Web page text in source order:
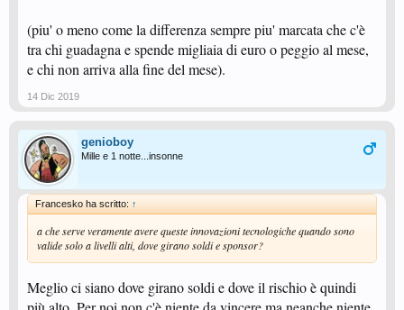
(piu' o meno come la differenza sempre piu' marcata che c'è
tra chi guadagna e spende migliaia di euro o peggio al mese,
e chi non arriva alla fine del mese).
14 Dic 2019
genioboy
Mille e 1 notte...insonne
Francesko ha scritto: ↑
a che serve veramente avere queste innovazioni tecnologiche quando sono
valide solo a livelli alti, dove girano soldi e sponsor?
Meglio ci siano dove girano soldi e dove il rischio è quindi